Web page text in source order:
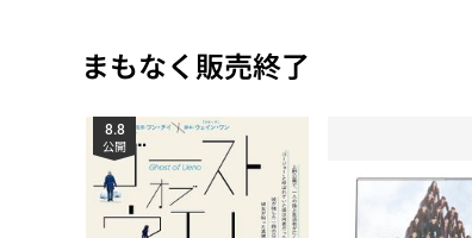
まもなく販売終了
8.8
公開